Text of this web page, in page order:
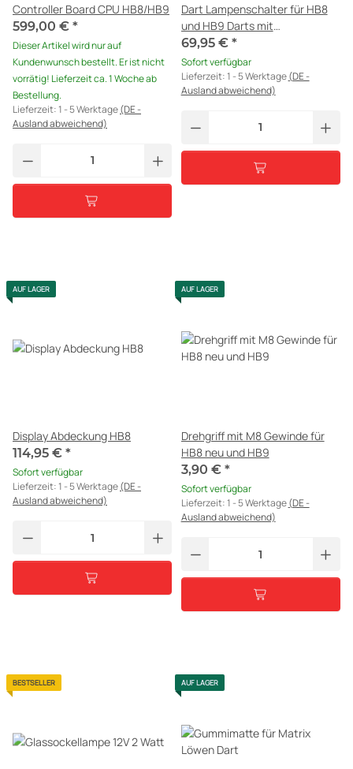
Controller Board CPU HB8/HB9
599,00 € *
Dieser Artikel wird nur auf
Kundenwunsch bestellt. Er ist nicht
vorrätig! Lieferzeit ca. 1 Woche ab
Bestellung.
Lieferzeit:1 - 5 Werktage(DE -
Ausland abweichend)
Dart Lampenschalter für HB8
und HB9 Darts mit
Lampenfassung
69,95 € *
Sofort verfügbar
Lieferzeit:1 - 5 Werktage(DE -
Ausland abweichend)
AUF LAGER
Display Abdeckung HB8
114,95 € *
Sofort verfügbar
Lieferzeit:1 - 5 Werktage(DE -
Ausland abweichend)
AUF LAGER
Drehgriff mit M8 Gewinde für
HB8 neu und HB9
3,90 € *
Sofort verfügbar
Lieferzeit:1 - 5 Werktage(DE -
Ausland abweichend)
BESTSELLER AUF LAGER